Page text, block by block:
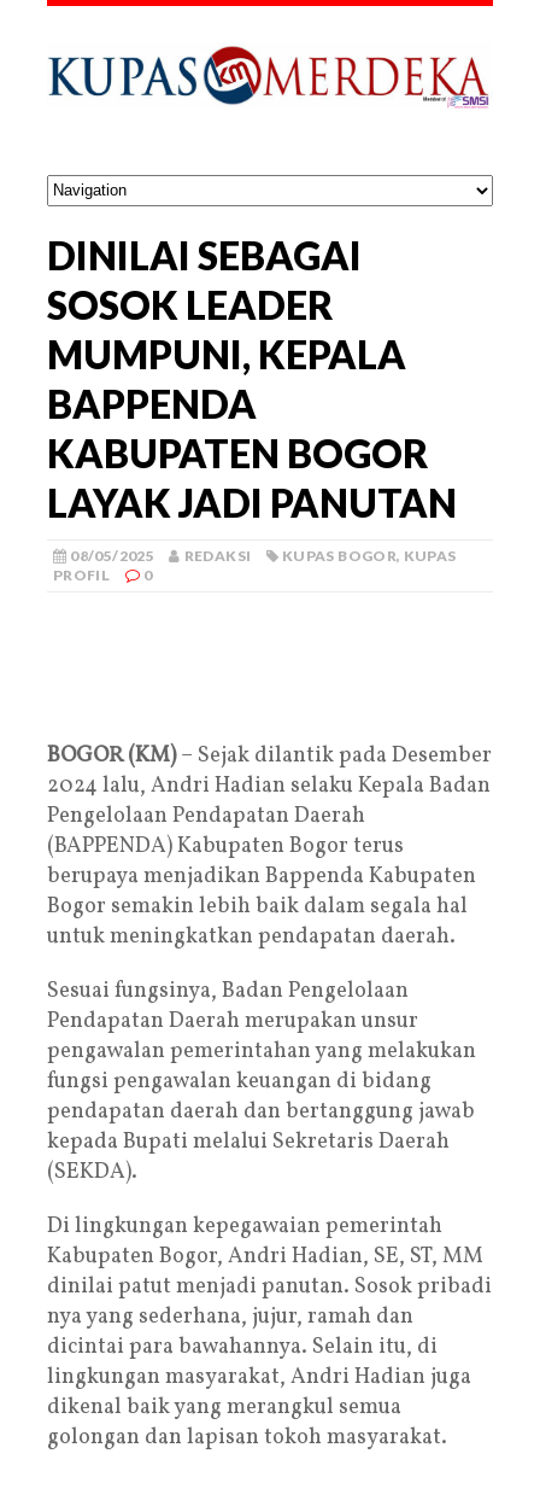
DINILAI SEBAGAI
SOSOK LEADER
MUMPUNI, KEPALA
BAPPENDA
KABUPATEN BOGOR
LAYAK JADI PANUTAN
08/05/2025 REDAKSI KUPAS BOGOR, KUPAS
PROFIL
0
BOGOR (KM)– Sejak dilantik pada Desember
2024 lalu, Andri Hadian selaku Kepala Badan
Pengelolaan Pendapatan Daerah
(BAPPENDA) Kabupaten Bogor terus
berupaya menjadikan Bappenda Kabupaten
Bogor semakin lebih baik dalam segala hal
untuk meningkatkan pendapatan daerah.
Sesuai fungsinya, Badan Pengelolaan
Pendapatan Daerah merupakan unsur
pengawalan pemerintahan yang melakukan
fungsi pengawalan keuangan di bidang
pendapatan daerah dan bertanggung jawab
kepada Bupati melalui Sekretaris Daerah
(SEKDA).
Di lingkungan kepegawaian pemerintah
Kabupaten Bogor, Andri Hadian, SE, ST, MM
dinilai patut menjadi panutan. Sosok pribadi
nya yang sederhana, jujur, ramah dan
dicintai para bawahannya. Selain itu, di
lingkungan masyarakat, Andri Hadian juga
dikenal baik yang merangkul semua
golongan dan lapisan tokoh masyarakat.